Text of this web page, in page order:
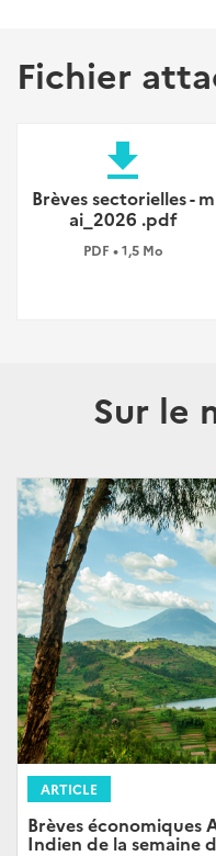
Fichier
file_download
Brèves sectorielles - m
ai_2026 .pdf
PDF • 1,5 Mo
Sur le
ARTICLE
Brèves économiques
Indien de la semaine